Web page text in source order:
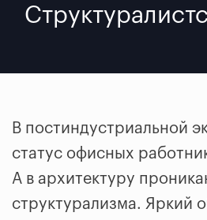
В постиндустриальной
статус офисных
А в архитектуру
структурализма. Яркий